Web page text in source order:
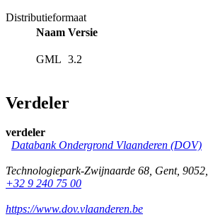
Distributieformaat
Naam Versie
GML 3.2
Verdeler
verdeler
Databank Ondergrond Vlaanderen (DOV)
Technologiepark-Zwijnaarde 68, Gent, 9052,
+32 9 240 75 00
https://www.dov.vlaanderen.be